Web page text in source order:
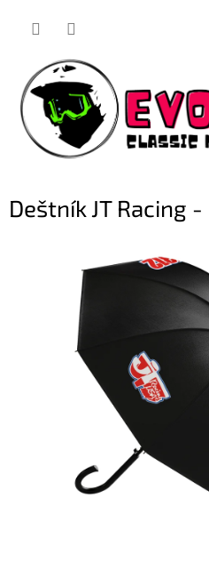
Deštník JT Racing